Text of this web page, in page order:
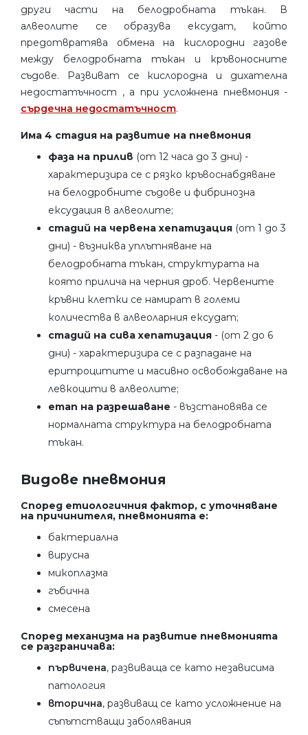
други части на белодробната тъкан. В
алвеолите се образува ексудат, който
предотвратява обмена на кислородни газове
между белодробната тъкан и кръвоносните
съдове. Развиват се кислородна и дихателна
недостатъчност , а при усложнена пневмония -
сърдечна недостатъчност.
Има 4 стадия на развитие на пневмония
фаза на прилив (от 12 часа до 3 дни) -
характеризира се с рязко кръвоснабдяване
на белодробните съдове и фибринозна
ексудация в алвеолите;
стадий на червена хепатизация (от 1 до 3
дни) - възниква уплътняване на
белодробната тъкан, структурата на
която прилича на черния дроб. Червените
кръвни клетки се намират в големи
количества в алвеоларния ексудат;
стадий на сива хепатизация - (от 2 до 6
дни) - характеризира се с разпадане на
еритроцитите и масивно освобождаване на
левкоцити в алвеолите;
етап на разрешаване - възстановява се
нормалната структура на белодробната
тъкан.
Видове пневмония
Според етиологичния фактор, с уточняване
на причинителя, пневмонията е:
бактериална
вирусна
микоплазма
гъбична
смесена
Според механизма на развитие пневмонията
се разграничава:
първичена, развиваща се като независима
патология
вторична, развиващ се като усложнение на
съпътстващи заболявания